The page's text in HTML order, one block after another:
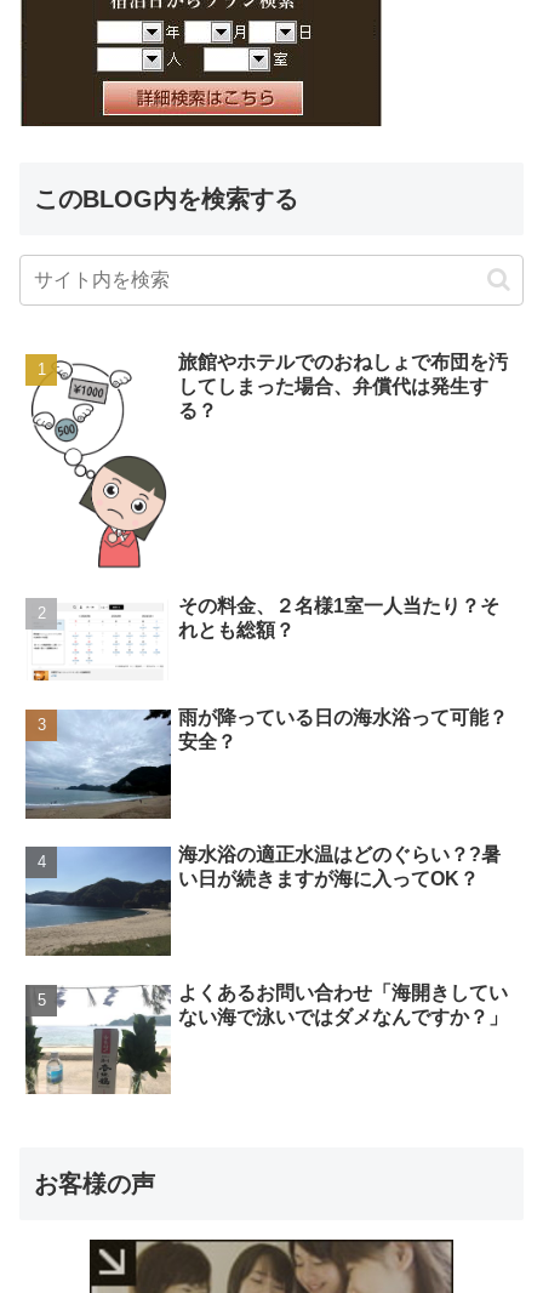
このBLOG内を検索する
旅館やホテルでのおねしょで布団を汚
してしまった場合、弁償代は発生す
る？
その料金、２名様1室一人当たり？そ
れとも総額？
雨が降っている日の海水浴って可能？
安全？
海水浴の適正水温はどのぐらい？?暑
い日が続きますが海に入ってOK？
よくあるお問い合わせ「海開きしてい
ない海で泳いではダメなんですか？」
お客様の声